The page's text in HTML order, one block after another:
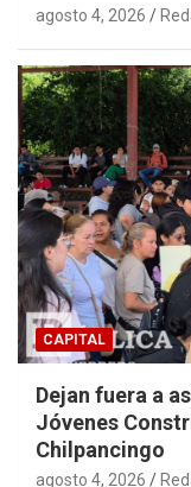
agosto 4, 2026
CAPITAL
Dejan fuera a
Jóvenes
Chilpancingo
agosto 4, 2026